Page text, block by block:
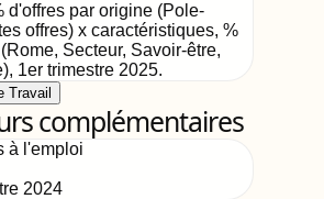
d'offres par origine (Pole-
offres) x caractéristiques, %
Secteur, Savoir-être,
, 1er trimestre 2025.
Travail
complémentaires
à l'emploi
2024